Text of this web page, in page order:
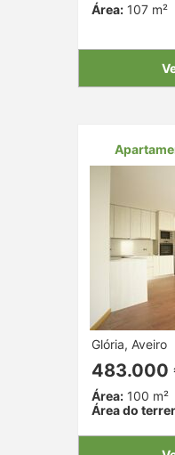
Área:107 m²
Glória, Aveiro
483.000
Área:100 m²
Área do